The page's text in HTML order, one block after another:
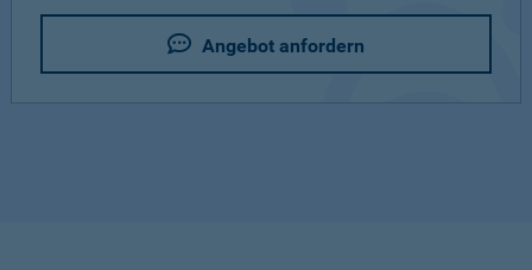
Angebot anfordern